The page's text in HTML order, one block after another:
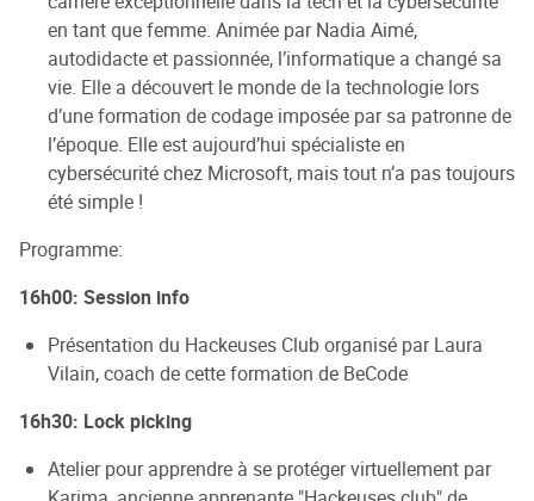
en tant que femme. Animée par Nadia Aimé,
autodidacte et passionnée, l’informatique a changé sa
vie. Elle a découvert le monde de la technologie lors
d’une formation de codage imposée par sa patronne de
l’époque. Elle est aujourd’hui spécialiste en
cybersécurité chez Microsoft, mais tout n’a pas toujours
été simple !
Programme:
16h00: Session info
Présentation du Hackeuses Club organisé par Laura
Vilain, coach de cette formation de BeCode
16h30: Lock picking
Atelier pour apprendre à se protéger virtuellement par